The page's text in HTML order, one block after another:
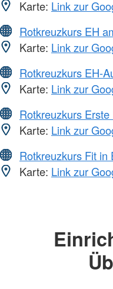
Karte: Link zur
Rotkreuzkurs EH
Karte: Link zur
Rotkreuzkurs EH-
Karte: Link zur
Rotkreuzkurs Erste
Karte: Link zur
Rotkreuzkurs Fit in
Karte: Link zur